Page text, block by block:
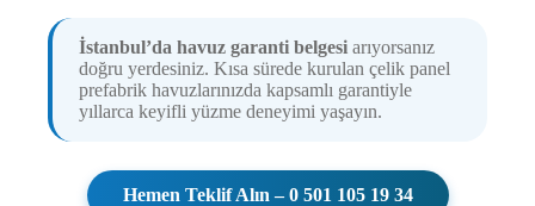
İstanbul’da havuz garanti belgesi arıyorsanız
doğru yerdesiniz. Kısa sürede kurulan çelik panel
prefabrik havuzlarınızda kapsamlı garantiyle
yıllarca keyifli yüzme deneyimi yaşayın.
Hemen Teklif Alın – 0 501 105 19 34